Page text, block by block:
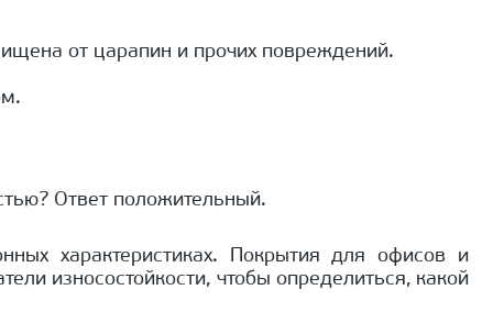
от царапин и прочих повреждений.
Ответ положительный.
характеристиках. Покрытия для офисов и
износостойкости, чтобы определиться, какой